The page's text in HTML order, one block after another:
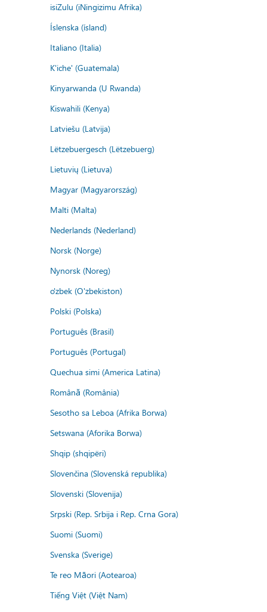
isiZulu (iNingizimu Afrika)
Íslenska (ísland)
Italiano (Italia)
K'iche' (Guatemala)
Kinyarwanda (U Rwanda)
Kiswahili (Kenya)
Latviešu (Latvija)
Lëtzebuergesch (Lëtzebuerg)
Lietuvių (Lietuva)
Magyar (Magyarország)
Malti (Malta)
Nederlands (Nederland)
Norsk (Norge)
Nynorsk (Noreg)
o'zbek (O'zbekiston)
Polski (Polska)
Português (Brasil)
Português (Portugal)
Quechua simi (America Latina)
Română (România)
Sesotho sa Leboa (Afrika Borwa)
Setswana (Aforika Borwa)
Shqip (shqipëri)
Slovenčina (Slovenská republika)
Slovenski (Slovenija)
Srpski (Rep. Srbija i Rep. Crna Gora)
Suomi (Suomi)
Svenska (Sverige)
Te reo Māori (Aotearoa)
Tiếng Việt (Việt Nam)